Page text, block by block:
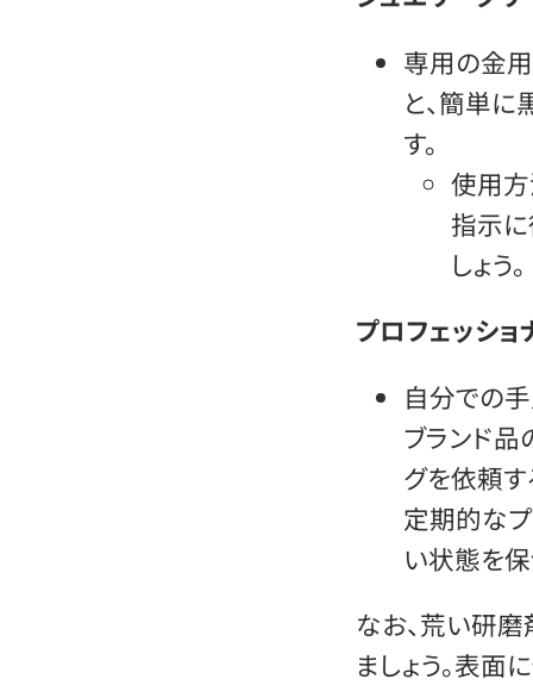
専用の金
と、簡単に
す。
使用方
指示
しょう。
プロフェッシ
自分での
ブランド品
グを依頼す
定期的なプ
い状態を
なお、荒い研
ましょう。表面